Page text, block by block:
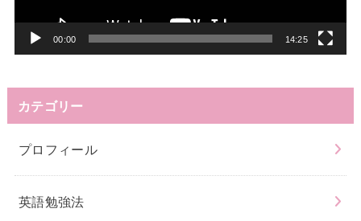
00:00 14:25
カテゴリー
プロフィール
英語勉強法